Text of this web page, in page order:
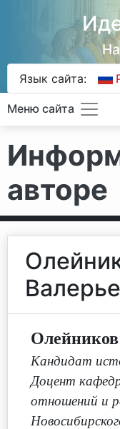
Язык сайта:
Меню сайта
авторе
Кандидат
Доцент
отношений и